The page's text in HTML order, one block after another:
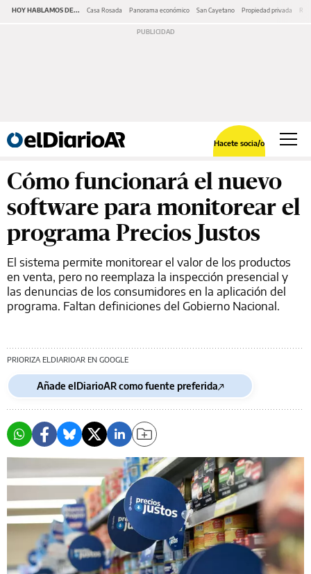
HOY HABLAMOS DE... Casa Rosada Panorama económico San Cayetano Propiedad privada
Hacete socia/o
Cómo funcionará el nuevo
software para monitorear el
programa Precios Justos
El sistema permite monitorear el valor de los productos
en venta, pero no reemplaza la inspección presencial y
las denuncias de los consumidores en la aplicación del
programa. Faltan definiciones del Gobierno Nacional.
PRIORIZA ELDIARIOAR EN GOOGLE
Añade elDiarioAR como fuente preferida